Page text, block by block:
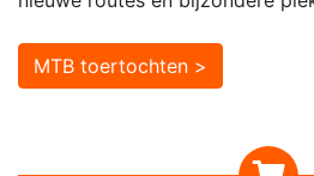
MTB toertochten >